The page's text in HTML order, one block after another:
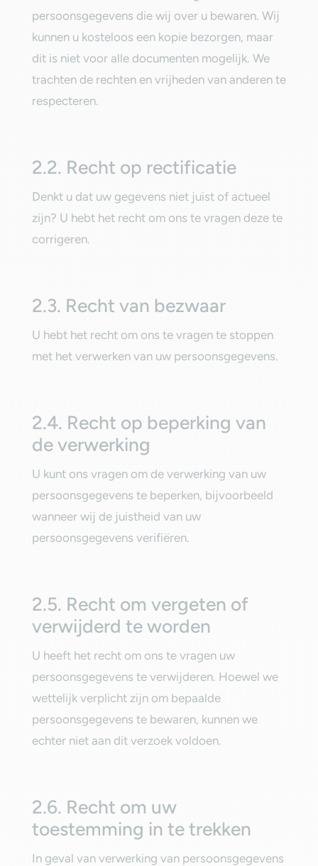
persoonsgegevens die wij over u bewaren. Wij
kunnen u kosteloos een kopie bezorgen, maar
dit is niet voor alle documenten mogelijk. We
trachten de rechten en vrijheden van anderen te
respecteren.‎
‎2.2. Recht op rectificatie‎
‎Denkt u dat uw gegevens niet juist of actueel
zijn? U hebt het recht om ons te vragen deze te
corrigeren.‎
‎2.3. Recht van bezwaar‎
‎U hebt het recht om ons te vragen te stoppen
met het verwerken van uw persoonsgegevens.‎
‎2.4. Recht op beperking van
de verwerking‎
‎U kunt ons vragen om de verwerking van uw
persoonsgegevens te beperken, bijvoorbeeld
wanneer wij de juistheid van uw
persoonsgegevens verifiëren.‎
‎2.5. Recht om vergeten of
verwijderd te worden‎
‎U heeft het recht om ons te vragen uw
persoonsgegevens te verwijderen. Hoewel we
wettelijk verplicht zijn om bepaalde
persoonsgegevens te bewaren, kunnen we
echter niet aan dit verzoek voldoen.‎
‎2.6. Recht om uw
toestemming in te trekken‎
‎In geval van verwerking van persoonsgegevens